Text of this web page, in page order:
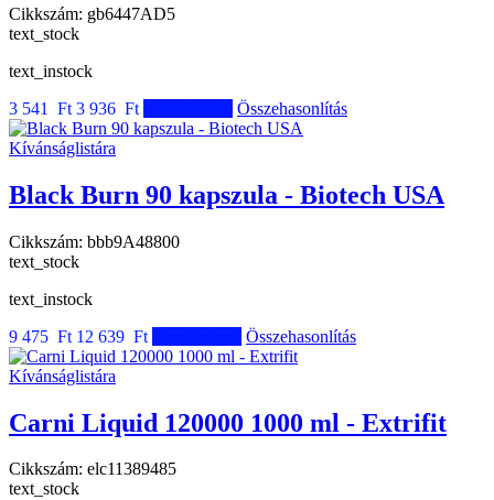
Cikkszám: gb6447AD5
text_stock
text_instock
3 541 Ft 3 936 Ft Összehasonlítás
Kívánságlistára
Black Burn 90 kapszula - Biotech USA
Cikkszám: bbb9A48800
text_stock
text_instock
9 475 Ft 12 639 Ft Összehasonlítás
Kívánságlistára
Carni Liquid 120000 1000 ml - Extrifit
Cikkszám: elc11389485
text_stock